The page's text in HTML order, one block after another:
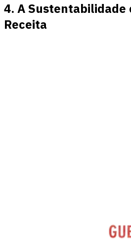
4. A Sustentabilidade
Receita